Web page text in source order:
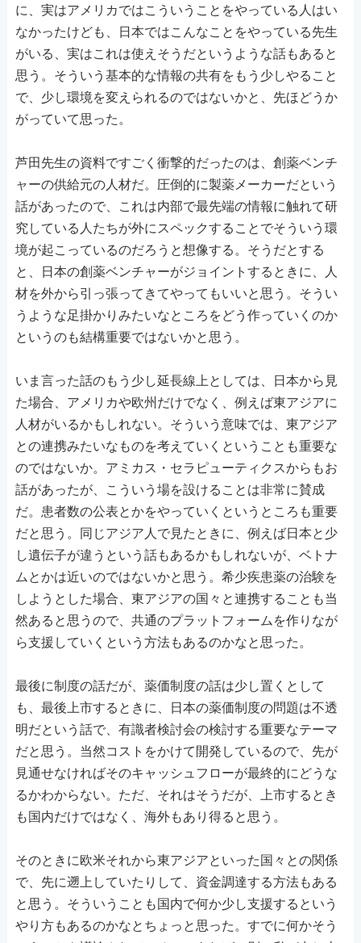
に、実はアメリカではこういうことをやっている人はい
なかったけども、日本ではこんなことをやっている先生
がいる、実はこれは使えそうだというような話もあると
思う。そういう基本的な情報の共有をもう少しやること
で、少し環境を変えられるのではないかと、先ほどうか
がっていて思った。
芦田先生の資料ですごく衝撃的だったのは、創薬ベンチ
ャーの供給元の人材だ。圧倒的に製薬メーカーだという
話があったので、これは内部で最先端の情報に触れて研
究している人たちが外にスペックすることでそういう環
境が起こっているのだろうと想像する。そうだとする
と、日本の創薬ベンチャーがジョイントするときに、人
材を外から引っ張ってきてやってもいいと思う。そうい
うような足掛かりみたいなところをどう作っていくのか
というのも結構重要ではないかと思う。
いま言った話のもう少し延長線上としては、日本から見
た場合、アメリカや欧州だけでなく、例えば東アジアに
人材がいるかもしれない。そういう意味では、東アジア
との連携みたいなものを考えていくということも重要な
のではないか。アミカス・セラピューティクスからもお
話があったが、こういう場を設けることは非常に賛成
だ。患者数の公表とかをやっていくというところも重要
だと思う。同じアジア人で見たときに、例えば日本と少
し遺伝子が違うという話もあるかもしれないが、ベトナ
ムとかは近いのではないかと思う。希少疾患薬の治験を
しようとした場合、東アジアの国々と連携することも当
然あると思うので、共通のプラットフォームを作りなが
ら支援していくという方法もあるのかなと思った。
最後に制度の話だが、薬価制度の話は少し置くとして
も、最後上市するときに、日本の薬価制度の問題は不透
明だという話で、有識者検討会の検討する重要なテーマ
だと思う。当然コストをかけて開発しているので、先が
見通せなければそのキャッシュフローが最終的にどうな
るかわからない。ただ、それはそうだが、上市するとき
も国内だけではなく、海外もあり得ると思う。
そのときに欧米それから東アジアといった国々との関係
で、先に遡上していたりして、資金調達する方法もある
と思う。そういうことも国内で何か少し支援するという
やり方もあるのかなとちょっと思った。すでに何かそう